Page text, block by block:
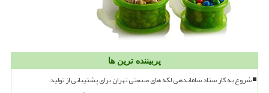
پربیننده ترین ها
شروع به کار ستاد ساماندهی لکه های صنعتی تهران برای پشتیبانی از تولید